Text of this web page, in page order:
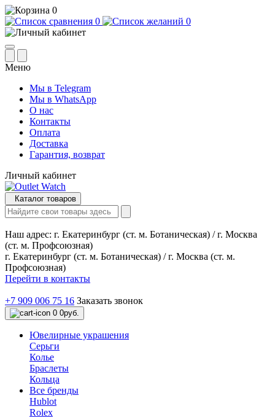
0
0
0
Меню
Мы в Telegram
Мы в WhatsApp
О нас
Контакты
Оплата
Доставка
Гарантия, возврат
Личный кабинет
Каталог товаров
Наш адрес: г. Екатеринбург (ст. м. Ботаническая) / г. Москва
(ст. м. Профсоюзная)
г. Екатеринбург (ст. м. Ботаническая) / г. Москва (ст. м.
Профсоюзная)
Перейти в контакты
+7 909 006 75 16 Заказать звонок
0 0руб.
Ювелирные украшения
Серьги
Колье
Браслеты
Кольца
Все бренды
Hublot
Rolex